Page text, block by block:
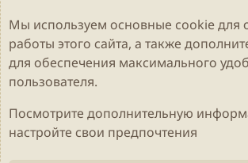
Cookies Darkdale - Основа [v.2.3.2 rc1] 🔥
Обратная связь
Условия и правила
Политика конфиденциальности
Помощь
ЛокализацияLiaNdrY
Мы используем основные cookieдля
работы этого сайта, а также
для обеспечения максимального
пользователя.
Посмотрите дополнительную
настройте свои предпочтения